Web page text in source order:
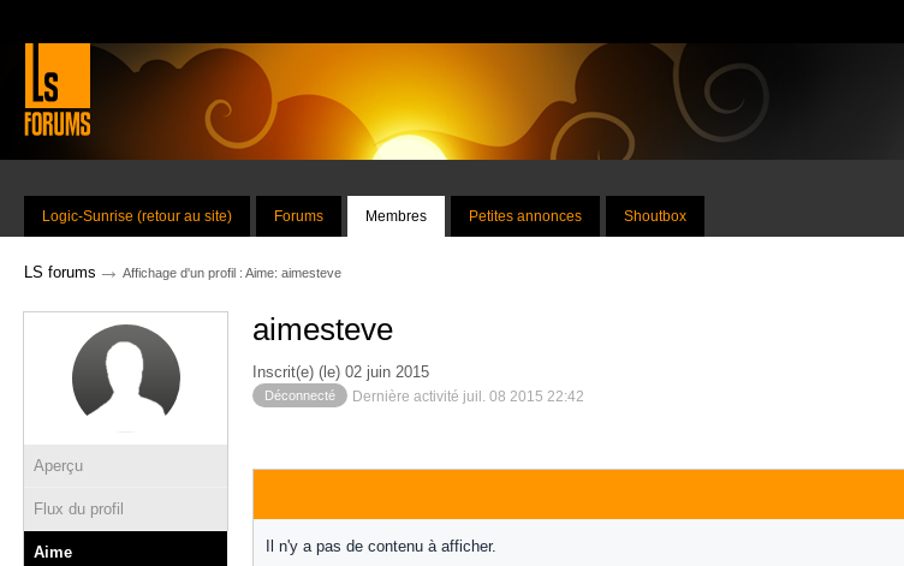
Logic-Sunrise (retour au site) Forums Membres Petites annonces Shoutbox
LS forums → Affichage d'un profil : Aime: aimesteve
Aperçu
Flux du profil
Aime
aimesteve
Inscrit(e) (le) 02 juin 2015
Déconnecté Dernière activité juil. 08 2015 22:42
Il n'y a pas de contenu à afficher.